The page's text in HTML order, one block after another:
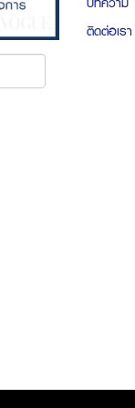
ติดต่อเรา